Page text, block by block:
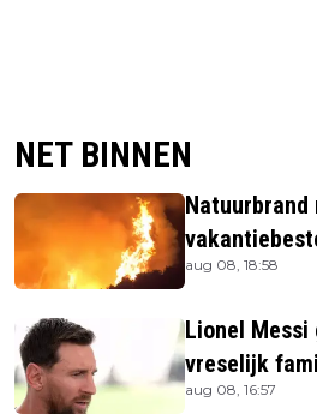
NET BINNEN
uit verblijven
aug 08, 18:58
Lionel
vreselijk
aug 08, 16:57